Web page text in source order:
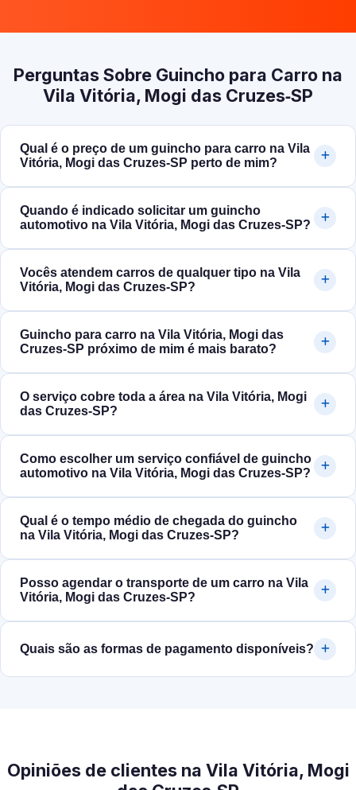
Perguntas Sobre Guincho para Carro na
Vila Vitória, Mogi das Cruzes‑SP
Qual é o preço de um guincho para carro na Vila
Vitória, Mogi das Cruzes‑SP perto de mim?
Quando é indicado solicitar um guincho
automotivo na Vila Vitória, Mogi das Cruzes‑SP?
Vocês atendem carros de qualquer tipo na Vila
Vitória, Mogi das Cruzes‑SP?
Guincho para carro na Vila Vitória, Mogi das
Cruzes‑SP próximo de mim é mais barato?
O serviço cobre toda a área na Vila Vitória, Mogi
das Cruzes‑SP?
Como escolher um serviço confiável de guincho
automotivo na Vila Vitória, Mogi das Cruzes‑SP?
Qual é o tempo médio de chegada do guincho
na Vila Vitória, Mogi das Cruzes‑SP?
Posso agendar o transporte de um carro na Vila
Vitória, Mogi das Cruzes‑SP?
Quais são as formas de pagamento disponíveis?
Opiniões de clientes na Vila Vitória, Mogi